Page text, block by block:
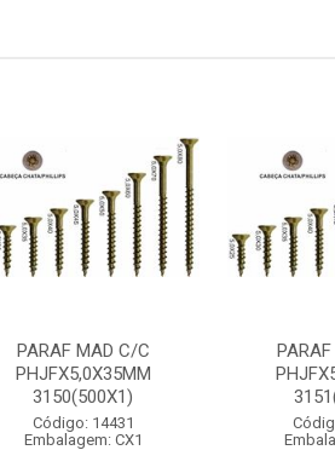
PARAF MAD C/C
PHJFX5,0X35MM
3150(500X1)
Código: 14431
Embalagem: CX1